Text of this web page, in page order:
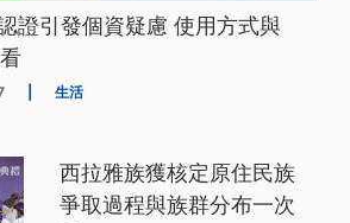
證引發個資疑慮 使用方式與
生活
西拉雅族獲核定原住民族
爭取過程與族群分布一次